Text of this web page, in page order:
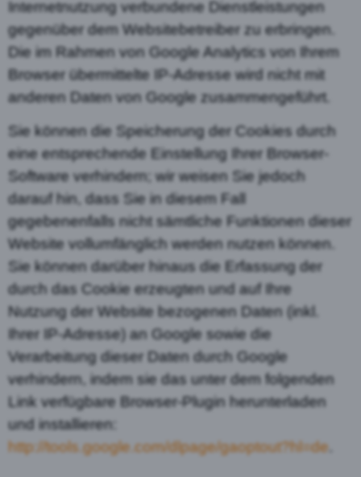
Internetnutzung verbundene Dienstleistungen
gegenüber dem Websitebetreiber zu erbringen.
Die im Rahmen von Google Analytics von Ihrem
Browser übermittelte IP-Adresse wird nicht mit
anderen Daten von Google zusammengeführt.
Sie können die Speicherung der Cookies durch
eine entsprechende Einstellung Ihrer Browser-
Software verhindern; wir weisen Sie jedoch
darauf hin, dass Sie in diesem Fall
gegebenenfalls nicht sämtliche Funktionen dieser
Website vollumfänglich werden nutzen können.
Sie können darüber hinaus die Erfassung der
durch das Cookie erzeugten und auf Ihre
Nutzung der Website bezogenen Daten (inkl.
Ihrer IP-Adresse) an Google sowie die
Verarbeitung dieser Daten durch Google
verhindern, indem sie das unter dem folgenden
Link verfügbare Browser-Plugin herunterladen
und installieren:
http://tools.google.com/dlpage/gaoptout?hl=de